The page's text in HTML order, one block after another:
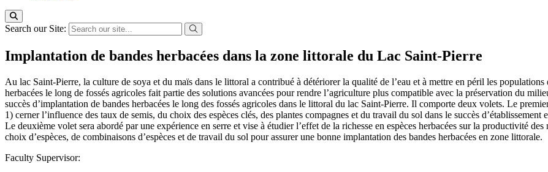
Search our Site:
Implantation de bandes herbacées dans la zone littorale du Lac Saint-Pierre
Au lac Saint-Pierre, la culture de soya et du maïs dans le littoral a contribué à détériorer la qualité de l’eau et à mettre en péril les
herbacées le long de fossés agricoles fait partie des solutions avancées pour rendre l’agriculture plus compatible avec la préservation du
succès d’implantation de bandes herbacées le long des fossés agricoles dans le littoral du lac Saint-Pierre. Il comporte deux volets. Le
1) cerner l’influence des taux de semis, du choix des espèces clés, des plantes compagnes et du travail du sol dans le succès
Le deuxième volet sera abordé par une expérience en serre et vise à étudier l’effet de la richesse en espèces herbacées sur la productivité
choix d’espèces, de combinaisons d’espèces et de travail du sol pour assurer une bonne implantation des bandes herbacées en zone littorale.
Faculty Supervisor: